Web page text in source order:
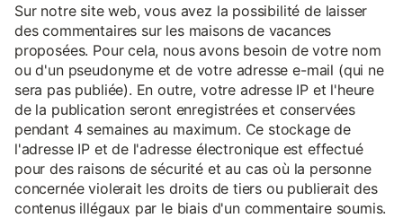
Sur notre site web, vous avez la possibilité de laisser
des commentaires sur les maisons de vacances
proposées. Pour cela, nous avons besoin de votre nom
ou d'un pseudonyme et de votre adresse e-mail (qui ne
sera pas publiée). En outre, votre adresse IP et l'heure
de la publication seront enregistrées et conservées
pendant 4 semaines au maximum. Ce stockage de
l'adresse IP et de l'adresse électronique est effectué
pour des raisons de sécurité et au cas où la personne
concernée violerait les droits de tiers ou publierait des
contenus illégaux par le biais d'un commentaire soumis.